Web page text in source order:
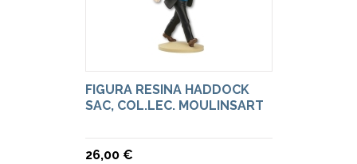
FIGURA RESINA HADDOCK
SAC, COL.LEC. MOULINSART
26,00 €